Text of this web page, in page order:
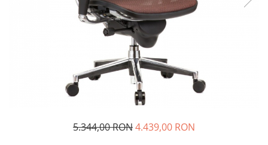
5.344,00 RON4.439,00 RON